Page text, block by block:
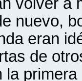
nuevo,
eran
de
la